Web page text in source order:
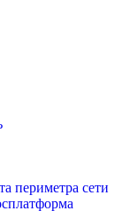
периметра сети